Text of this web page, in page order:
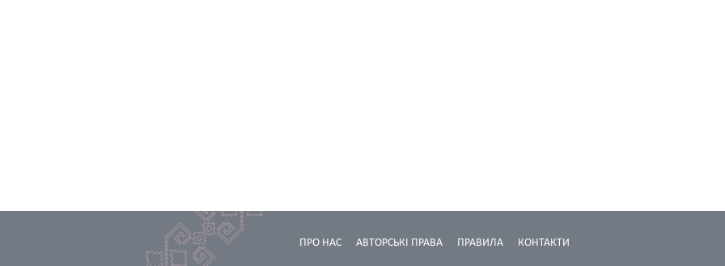
КОНТАКТИ
ПРАВИЛА
АВТОРСЬКІ ПРАВА
ПРО НАС